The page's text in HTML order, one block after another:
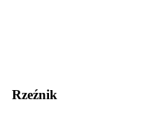
Rzeźnik